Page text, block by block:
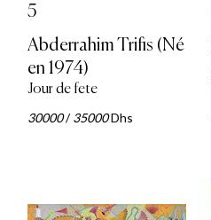
5
Abderrahim Trifis (Né
en 1974)
Jour de fete
30000/35000Dhs